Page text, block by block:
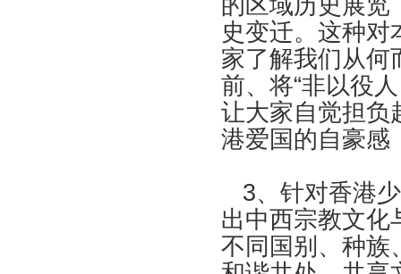
史变迁。这种对
家了解我们从何
前、将“非以役
让大家自觉担负
港爱国的自豪感
3、针对香港
出中西宗教文化
不同国别、种族